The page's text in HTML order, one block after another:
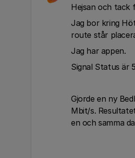
Hejsan och tack
Jag bor kring
route står
Jag har appen.
Signal Status är
Gjorde en ny
Mbit/s.
en och samma